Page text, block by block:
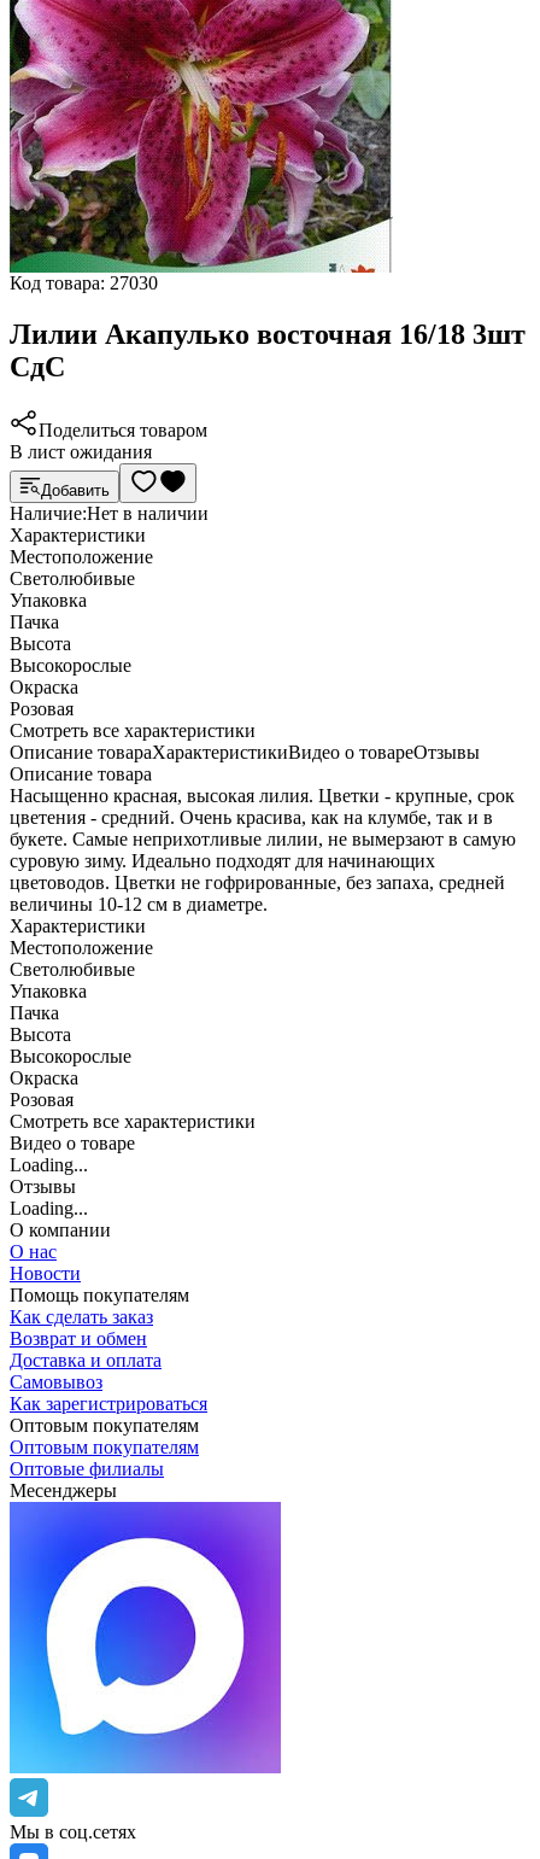
Код товара: 27030
Лилии Акапулько восточная 16/18 3шт
СдС
Поделиться товаром
В лист ожидания
Добавить
Наличие:Нет в наличии
Характеристики
Местоположение
Светолюбивые
Упаковка
Пачка
Высота
Высокорослые
Окраска
Розовая
Cмотреть все характеристики
Описание товараХарактеристикиВидео о товареОтзывы
Описание товара
Насыщенно красная, высокая лилия. Цветки - крупные, срок
цветения - средний. Очень красива, как на клумбе, так и в
букете. Самые неприхотливые лилии, не вымерзают в самую
суровую зиму. Идеально подходят для начинающих
цветоводов. Цветки не гофрированные, без запаха, средней
величины 10-12 см в диаметре.
Характеристики
Местоположение
Светолюбивые
Упаковка
Пачка
Высота
Высокорослые
Окраска
Розовая
Cмотреть все характеристики
Видео о товаре
Loading...
Отзывы
Loading...
О компании
О нас
Новости
Помощь покупателям
Как сделать заказ
Возврат и обмен
Доставка и оплата
Самовывоз
Как зарегистрироваться
Оптовым покупателям
Оптовым покупателям
Оптовые филиалы
Месенджеры
Мы в соц.сетях